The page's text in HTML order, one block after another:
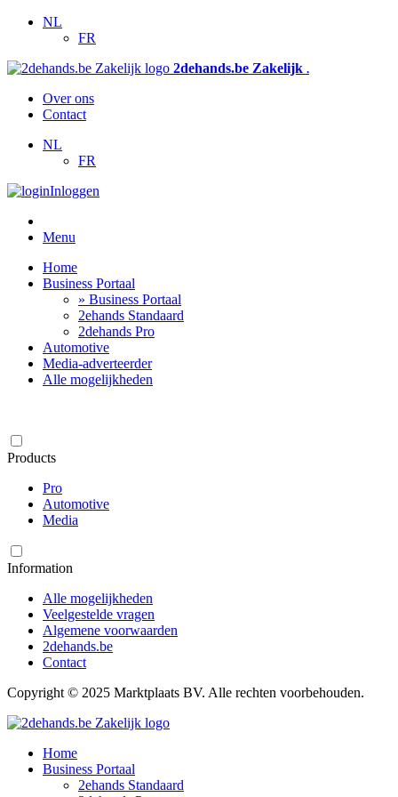
NL
FR
2dehands.be Zakelijk .
Over ons
Contact
NL
FR
Inloggen
Menu
Home
Business Portaal
» Business Portaal
2ehands Standaard
2dehands Pro
Automotive
Media-adverteerder
Alle mogelijkheden
Products
Pro
Automotive
Media
Information
Alle mogelijkheden
Veelgestelde vragen
Algemene voorwaarden
2dehands.be
Contact
Copyright © 2025 Marktplaats BV. Alle rechten voorbehouden.
Home
Business Portaal
2ehands Standaard